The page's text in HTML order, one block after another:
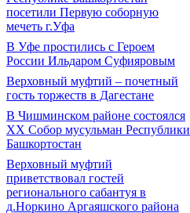
посетили Первую соборную
мечеть г.Уфа
В Уфе простились с Героем
России Ильдаром Суфияровым
Верховный муфтий – почетный
гость торжеств в Дагестане
В Чишминском районе состоялся
XX Собор мусульман Республики
Башкортостан
Верховный муфтий
приветствовал гостей
регионального сабантуя в
д.Норкино Аргаяшского района